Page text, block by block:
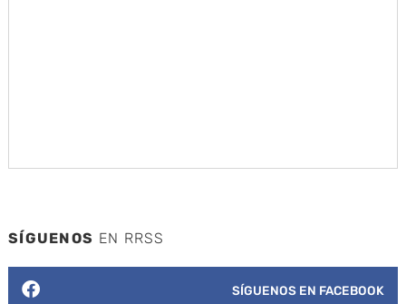
SÍGUENOS EN RRSS
SÍGUENOS EN FACEBOOK